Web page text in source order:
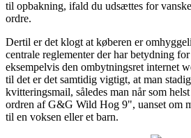
til opbakning, ifald du udsættes for
ordre.
Dertil er det klogt at køberen er
centrale reglementer der har betydning
eksempelvis den ombytningsret internet
til det er det samtidig vigtigt, at man
kvitteringsmail, således man når som
ordren af G&G Wild Hog 9", uanset om
til en voksen eller et barn.